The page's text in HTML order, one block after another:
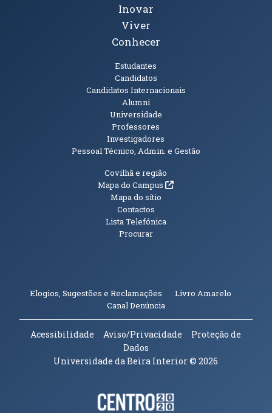
Inovar
Viver
Conhecer
Estudantes
Candidatos
Candidatos Internacionais
Alumni
Universidade
Professores
Investigadores
Pessoal Técnico, Admin. e Gestão
Informações Adicionais
Covilhã e região
Mapa do Campus(abre em nova janela)
Mapa do sítio
Contactos
Lista Telefónica
Procurar
Elogios, Sugestões e Reclamações Livro Amarelo
Canal Denúncia(abre em nova janela)
Acessibilidade Aviso/Privacidade
Proteção de
Dados
Universidade da Beira Interior© 2026
Parceiros e Financiadores